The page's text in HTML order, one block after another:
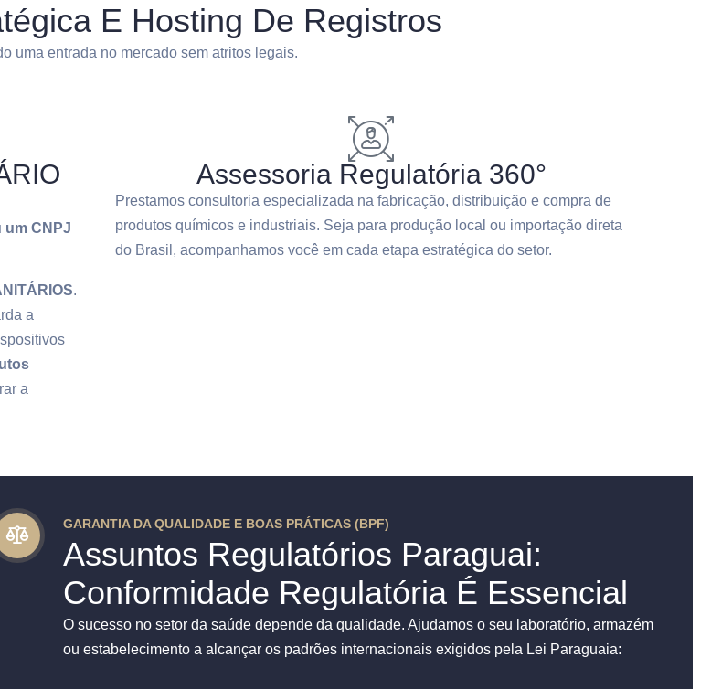
E Hosting De Registros
uma entrada no mercado sem atritos legais.
um CNPJ
.
a
a
Assessoria Regulatória 360°
Prestamos consultoria especializada na fabricação, distribuição e compra de
produtos químicos e industriais. Seja para produção local ou importação direta
do Brasil, acompanhamos você em cada etapa estratégica do setor.
GARANTIA DA QUALIDADE E BOAS PRÁTICAS (BPF)
Assuntos Regulatórios Paraguai:
Conformidade Regulatória É Essencial
O sucesso no setor da saúde depende da qualidade. Ajudamos o seu laboratório, armazém
ou estabelecimento a alcançar os padrões internacionais exigidos pela Lei Paraguaia: